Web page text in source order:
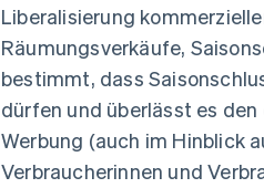
Liberalisierung
Räumungsverkäufe,
bestimmt, dass
dürfen und überlässt es
Werbung (auch im Hinblick
Verbraucherinnen und